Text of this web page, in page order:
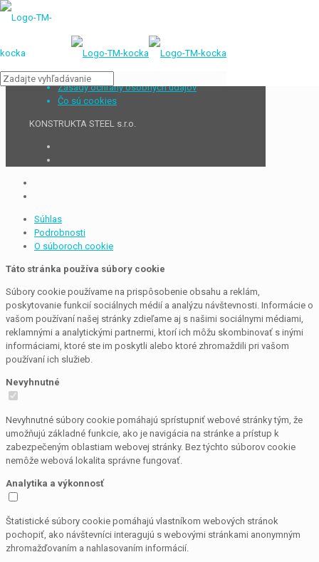
Zásady ochrany osobných údajov
Čo sú cookies
KONSTRUKTA STEEL s.r.o.
Súhlas
Podrobnosti
O súboroch cookie
Táto stránka používa súbory cookie
Súbory cookie používame na prispôsobenie obsahu a reklám,
poskytovanie funkcií sociálnych médií a analýzu návštevnosti. Informácie o
vašom používaní našej stránky zdieľame aj s našimi sociálnymi médiami,
reklamnými a analytickými partnermi, ktorí ich môžu skombinovať s inými
informáciami, ktoré ste im poskytli alebo ktoré zhromaždili pri vašom
používaní ich služieb.
Nevyhnutné
Nevyhnutné súbory cookie pomáhajú sprístupniť webové stránky tým, že
umožňujú základné funkcie, ako je navigácia na stránke a prístup k
zabezpečeným oblastiam webovej stránky. Bez týchto súborov cookie
nemôže webová lokalita správne fungovať.
Analytika a výkonnosť
Štatistické súbory cookie pomáhajú vlastníkom webových stránok
pochopiť, ako návštevníci interagujú s webovými stránkami anonymným
zhromažďovaním a nahlasovaním informácií.